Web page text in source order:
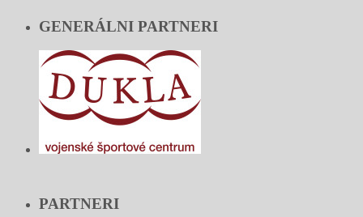
GENERÁLNI PARTNERI
PARTNERI